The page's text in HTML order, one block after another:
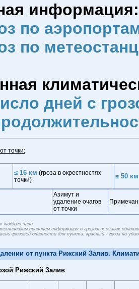
информация:
по
по
дней с
точки:
≤ 16 км (гроза в окрестностях
точки)
≤ 50 км
Азимут и
удаление очагов
от точки
каждого часа.
причинам информация о грозовых очагах
грозовой опасности для пункта: красный - гроза на
от пункта Рижский Залив.
Рижский Залив